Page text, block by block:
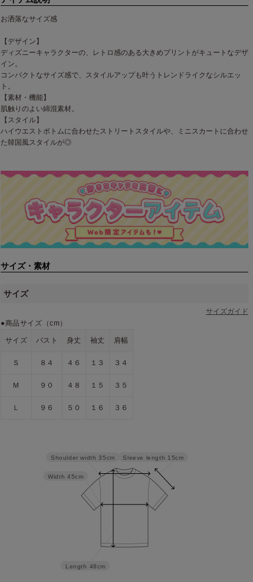
お洒落なサイズ感
【デザイン】
ディズニーキャラクターの、レトロ感のある大きめプリントがキュートなデザ
イン。
コンパクトなサイズ感で、スタイルアップも叶うトレンドライクなシルエッ
ト。
【素材・機能】
肌触りのよい綿混素材。
【スタイル】
ハイウエストボトムに合わせたストリートスタイルや、ミニスカートに合わせ
た韓国風スタイルが◎
サイズ・素材
サイズ
サイズガイド
●商品サイズ（cm）
サイズ バスト 身丈 袖丈 肩幅
Ｓ ８４ ４６ １３ ３４
Ｍ ９０ ４８ １５ ３５
Ｌ ９６ ５０ １６ ３６
Sleeve length 15cm
Length 48cm
Width 45cm
Shoulder width 35cm